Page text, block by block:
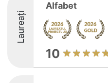
Laureați
Alfabet
10